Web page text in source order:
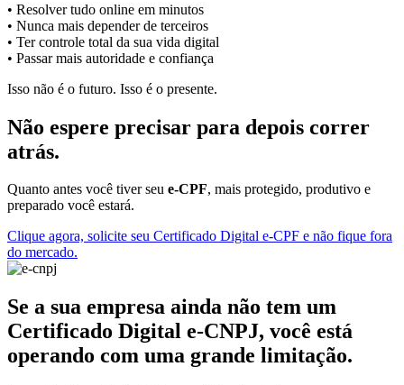
• Resolver tudo online em minutos
• Nunca mais depender de terceiros
• Ter controle total da sua vida digital
• Passar mais autoridade e confiança
Isso não é o futuro. Isso é o presente.
Não espere precisar para depois correr
atrás.
Quanto antes você tiver seu e-CPF, mais protegido, produtivo e
preparado você estará.
Clique agora, solicite seu Certificado Digital e-CPF e não fique fora
do mercado.
Se a sua empresa ainda não tem um
Certificado Digital e-CNPJ, você está
operando com uma grande limitação.